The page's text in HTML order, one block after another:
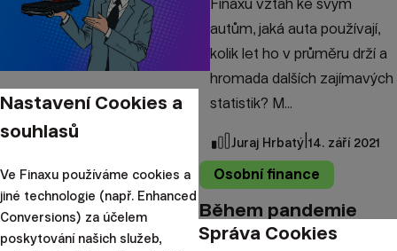
Finaxu vztah ke svým
autům, jaká auta používají,
kolik let ho v průměru drží a
hromada dalších zajímavých
statistik? M...
Juraj Hrbatý| 14. září 2021
Osobní finance
Během pandemie
jsme utráceli méně a
Nastavení Cookies a
souhlasů
Ve Finaxu používáme cookies a
jiné technologie (např. Enhanced
Conversions) za účelem
poskytování našich služeb,
Správa Cookies